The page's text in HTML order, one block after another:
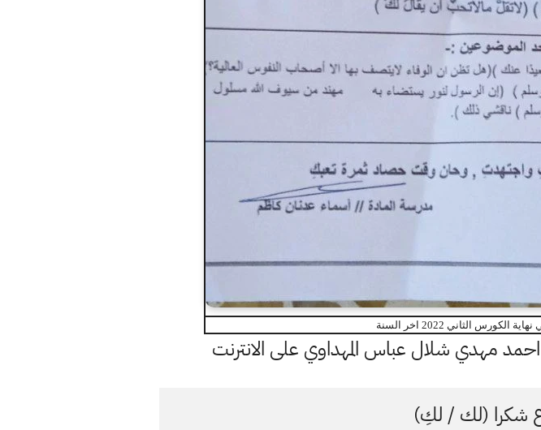
الثاني 2022 اخر السنة
احمد مهدي شلال عباس المهداوي على الانترنت
شكرا (لك / لكِ)